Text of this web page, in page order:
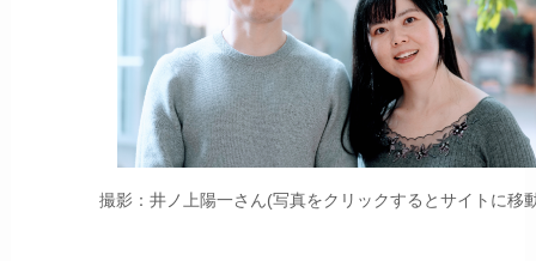
撮影：井ノ上陽一さん(写真をクリックするとサイトに移